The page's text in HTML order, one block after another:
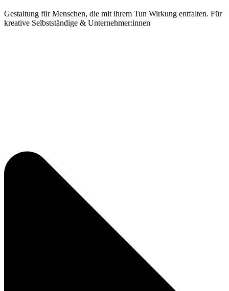
Gestaltung für Menschen, die mit ihrem Tun Wirkung entfalten. Für
kreative Selbstständige & Unternehmer:innen